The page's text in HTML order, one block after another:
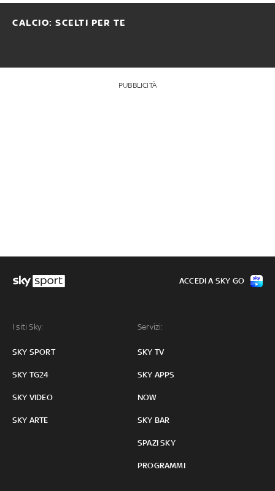
CALCIO: SCELTI PER TE
PUBBLICITÀ
I siti Sky:
SKY SPORT
SKY TG24
SKY VIDEO
SKY ARTE
Servizi:
SKY TV
SKY APPS
NOW
SKY BAR
SPAZI SKY
PROGRAMMI
ACCEDI A SKY GO